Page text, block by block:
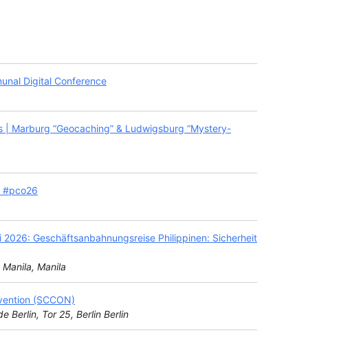
Digital Conference
| Marburg “Geocaching” & Ludwigsburg “Mystery-
#pco26
2026: Geschäftsanbahnungsreise Philippinen: Sicherheit
Manila
(SCCON)
Berlin, Tor 25, Berlin Berlin